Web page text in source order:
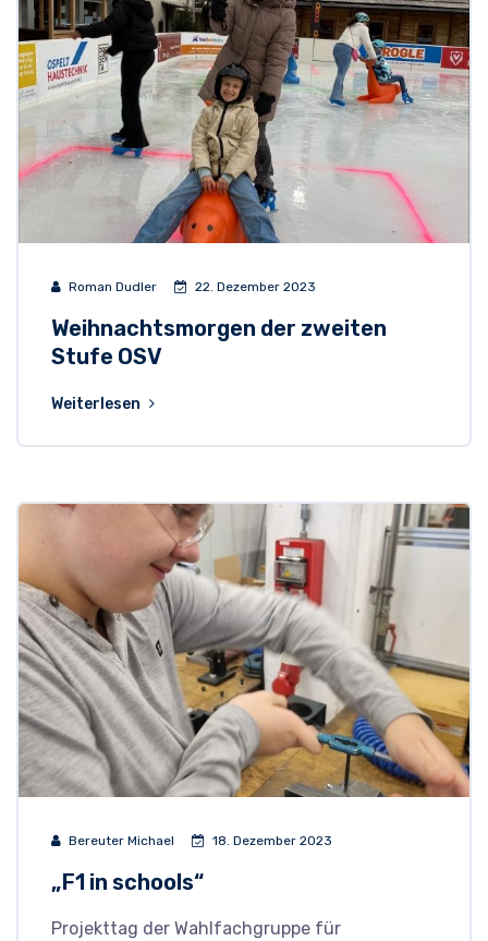
Roman Dudler 22. Dezember 2023
Weihnachtsmorgen der zweiten
Stufe OSV
Weiterlesen
Bereuter Michael 18. Dezember 2023
„F1 in schools“
Projekttag der Wahlfachgruppe für